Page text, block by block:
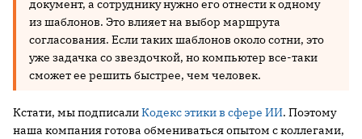
документ, а сотруднику нужно его отнести к одному
из шаблонов. Это влияет на выбор маршрута
согласования. Если таких шаблонов около сотни, это
уже задачка со звездочкой, но компьютер все-таки
сможет ее решить быстрее, чем человек.
Кстати, мы подписалиКодекс этики в сфере ИИ. Поэтому
наша компания готова обмениваться опытом с коллегами,